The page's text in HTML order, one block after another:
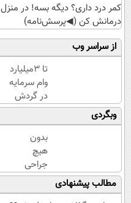
کمر درد داری؟ دیگه بسه! در منزل
درمانش کن (◀پرسش‌نامه)
از سراسر وب
تا 3میلیارد
وام سرمایه
در گردش
فروشندگان
=>
فروشگاهت
رو ثبت کن
وبگردی
بدون
هیچ
جراحی
و
دارویی
مطالب پیشنهادی